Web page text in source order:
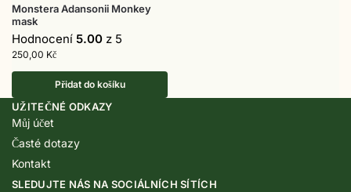
Monstera Adansonii Monkey
mask
Hodnocení 5.00 z 5
250,00 Kč
Přidat do košíku
UŽITEČNÉ ODKAZY
Můj účet
Časté dotazy
Kontakt
SLEDUJTE NÁS NA SOCIÁLNÍCH SÍTÍCH